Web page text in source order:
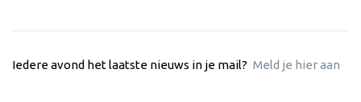
Iedere avond het laatste nieuws in je mail? Meld je hier aan